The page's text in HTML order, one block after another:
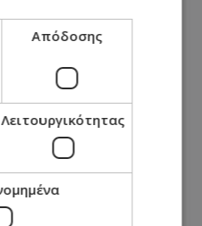
εγκαταλείπει την
από
αξίας 3 εκατ.
αργότερα κλάπηκε
Απόδοσης
Λειτουργικότητας